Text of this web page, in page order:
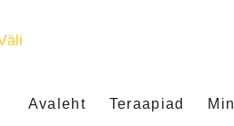
Avaleht Teraapiad